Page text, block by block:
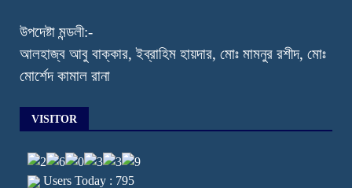
উপদেষ্টা মন্ডলী:-
আলহাজ্ব আবু বাক্কার, ইব্রাহিম হায়দার, মোঃ মামনুর রশীদ, মোঃ
মোর্শেদ কামাল রানা
VISITOR
Users Today : 795